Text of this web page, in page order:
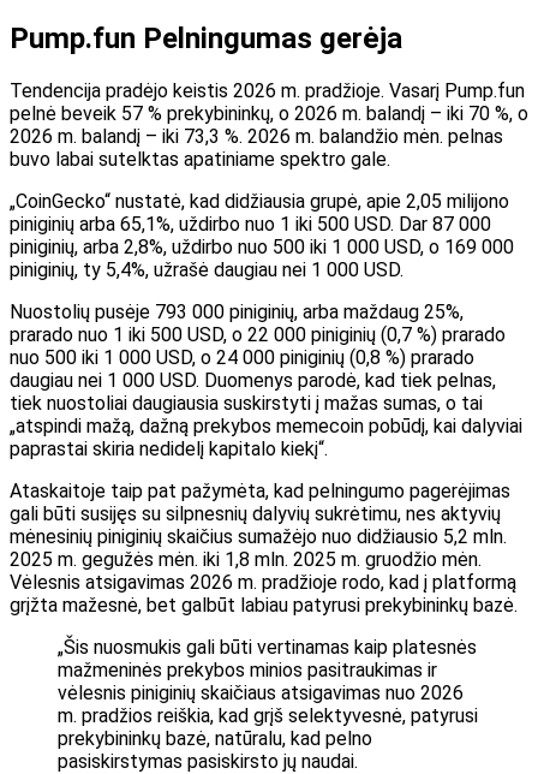
Pump.fun Pelningumas gerėja
Tendencija pradėjo keistis 2026 m. pradžioje. Vasarį Pump.fun
pelnė beveik 57 % prekybininkų, o 2026 m. balandį – iki 70 %, o
2026 m. balandį – iki 73,3 %. 2026 m. balandžio mėn. pelnas
buvo labai sutelktas apatiniame spektro gale.
„CoinGecko“ nustatė, kad didžiausia grupė, apie 2,05 milijono
piniginių arba 65,1%, uždirbo nuo 1 iki 500 USD. Dar 87 000
piniginių, arba 2,8%, uždirbo nuo 500 iki 1 000 USD, o 169 000
piniginių, ty 5,4%, užrašė daugiau nei 1 000 USD.
Nuostolių pusėje 793 000 piniginių, arba maždaug 25%,
prarado nuo 1 iki 500 USD, o 22 000 piniginių (0,7 %) prarado
nuo 500 iki 1 000 USD, o 24 000 piniginių (0,8 %) prarado
daugiau nei 1 000 USD. Duomenys parodė, kad tiek pelnas,
tiek nuostoliai daugiausia suskirstyti į mažas sumas, o tai
„atspindi mažą, dažną prekybos memecoin pobūdį, kai dalyviai
paprastai skiria nedidelį kapitalo kiekį“.
Ataskaitoje taip pat pažymėta, kad pelningumo pagerėjimas
gali būti susijęs su silpnesnių dalyvių sukrėtimu, nes aktyvių
mėnesinių piniginių skaičius sumažėjo nuo didžiausio 5,2 mln.
2025 m. gegužės mėn. iki 1,8 mln. 2025 m. gruodžio mėn.
Vėlesnis atsigavimas 2026 m. pradžioje rodo, kad į platformą
grįžta mažesnė, bet galbūt labiau patyrusi prekybininkų bazė.
„Šis nuosmukis gali būti vertinamas kaip platesnės
mažmeninės prekybos minios pasitraukimas ir
vėlesnis piniginių skaičiaus atsigavimas nuo 2026
m. pradžios reiškia, kad grįš selektyvesnė, patyrusi
prekybininkų bazė, natūralu, kad pelno
pasiskirstymas pasiskirsto jų naudai.